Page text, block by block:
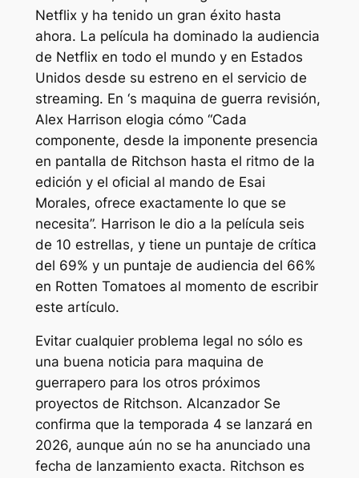
Netflix y ha tenido un gran éxito hasta
ahora. La película ha dominado la audiencia
de Netflix en todo el mundo y en Estados
Unidos desde su estreno en el servicio de
streaming. En ‘s maquina de guerra revisión,
Alex Harrison elogia cómo “Cada
componente, desde la imponente presencia
en pantalla de Ritchson hasta el ritmo de la
edición y el oficial al mando de Esai
Morales, ofrece exactamente lo que se
necesita”. Harrison le dio a la película seis
de 10 estrellas, y tiene un puntaje de crítica
del 69% y un puntaje de audiencia del 66%
en Rotten Tomatoes al momento de escribir
este artículo.
Evitar cualquier problema legal no sólo es
una buena noticia para maquina de
guerrapero para los otros próximos
proyectos de Ritchson. AlcanzadorSe
confirma que la temporada 4 se lanzará en
2026, aunque aún no se ha anunciado una
fecha de lanzamiento exacta. Ritchson es